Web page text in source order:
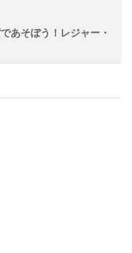
あそぼう！レジャー・